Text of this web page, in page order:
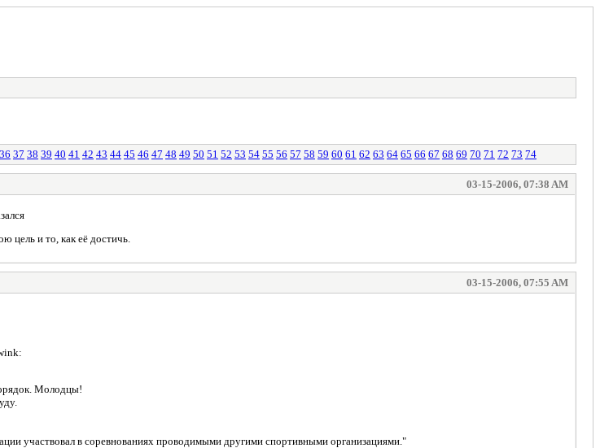
36 37 38 39 40 41 42 43 44 45 46 47 48 49 50 51 52 53 54 55 56 57 58 59 60 61 62 63 64 65 66 67 68 69 70 71 72 73 74
03-15-2006, 07:38 AM
цель и то, как её достичь.
03-15-2006, 07:55 AM
Молодцы!
участвовал в соревнованиях проводимыми другими спортивными организациями."